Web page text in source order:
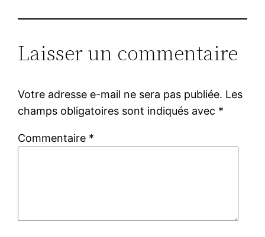
Laisser un commentaire
Votre adresse e-mail ne sera pas publiée. Les
champs obligatoires sont indiqués avec *
Commentaire *